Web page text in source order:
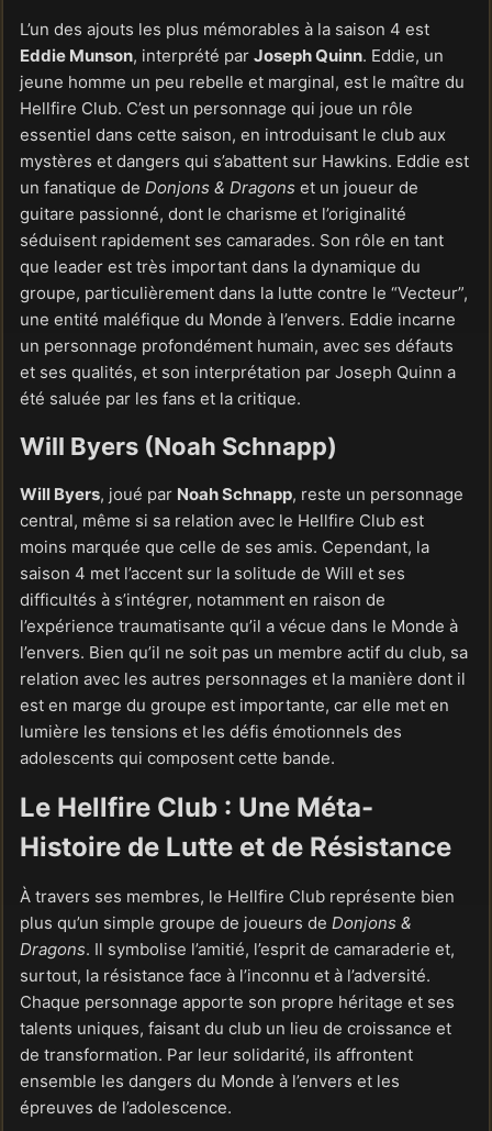
L’un des ajouts les plus mémorables à la saison 4 est
Eddie Munson, interprété par Joseph Quinn. Eddie, un
jeune homme un peu rebelle et marginal, est le maître du
Hellfire Club. C’est un personnage qui joue un rôle
essentiel dans cette saison, en introduisant le club aux
mystères et dangers qui s’abattent sur Hawkins. Eddie est
un fanatique de Donjons & Dragons et un joueur de
guitare passionné, dont le charisme et l’originalité
séduisent rapidement ses camarades. Son rôle en tant
que leader est très important dans la dynamique du
groupe, particulièrement dans la lutte contre le “Vecteur”,
une entité maléfique du Monde à l’envers. Eddie incarne
un personnage profondément humain, avec ses défauts
et ses qualités, et son interprétation par Joseph Quinn a
été saluée par les fans et la critique.
Will Byers (Noah Schnapp)
Will Byers, joué par Noah Schnapp, reste un personnage
central, même si sa relation avec le Hellfire Club est
moins marquée que celle de ses amis. Cependant, la
saison 4 met l’accent sur la solitude de Will et ses
difficultés à s’intégrer, notamment en raison de
l’expérience traumatisante qu’il a vécue dans le Monde à
l’envers. Bien qu’il ne soit pas un membre actif du club, sa
relation avec les autres personnages et la manière dont il
est en marge du groupe est importante, car elle met en
lumière les tensions et les défis émotionnels des
adolescents qui composent cette bande.
Le Hellfire Club : Une Méta-
Histoire de Lutte et de Résistance
À travers ses membres, le Hellfire Club représente bien
plus qu’un simple groupe de joueurs de Donjons &
Dragons. Il symbolise l’amitié, l’esprit de camaraderie et,
surtout, la résistance face à l’inconnu et à l’adversité.
Chaque personnage apporte son propre héritage et ses
talents uniques, faisant du club un lieu de croissance et
de transformation. Par leur solidarité, ils affrontent
ensemble les dangers du Monde à l’envers et les
épreuves de l’adolescence.